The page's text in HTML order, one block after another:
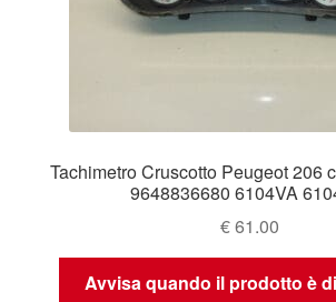
Tachimetro Cruscotto Peugeot 206
9648836680 6104VA
€61.00
Avvisa quando il prodotto è